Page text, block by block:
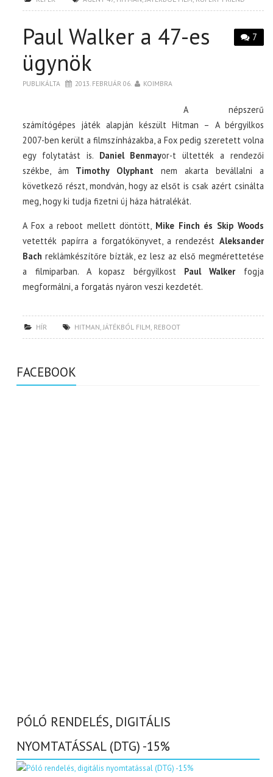
7
Paul Walker a 47-es
ügynök
PUBLIKÁLTA 2013. FEBRUÁR 06. KOIMBRA
A népszerű
számítógépes játék alapján készült Hitman – A bérgyilkos
2007-ben került a filmszínházakba, a Fox pedig szeretett volna
egy folytatást is. Daniel Benmayor-t ültették a rendezői
székbe, ám Timothy Olyphant nem akarta bevállalni a
következő részt, mondván, hogy az elsőt is csak azért csinálta
meg, hogy ki tudja fizetni új háza hátralékát.
A Fox a reboot mellett döntött, Mike Finch és Skip Woods
vetették papírra a forgatókönyvet, a rendezést Aleksander
Bach reklámkészítőre bízták, ez lesz az első megmérettetése
a filmiparban. A kopasz bérgyilkost Paul Walkerfogja
megformálni, a forgatás nyáron veszi kezdetét.
HÍR HITMAN,JÁTÉKBÓL FILM, REBOOT
FACEBOOK
PÓLÓ RENDELÉS, DIGITÁLIS
NYOMTATÁSSAL (DTG) -15%